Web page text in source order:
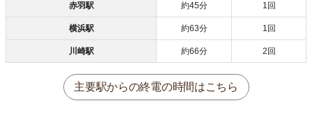
赤羽駅 約45分 1回
横浜駅 約63分 1回
川崎駅 約66分 2回
主要駅からの終電の時間はこちら